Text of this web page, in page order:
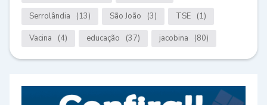
Serrolândia (13) São João (3) TSE (1)
Vacina (4) educação (37) jacobina (80)